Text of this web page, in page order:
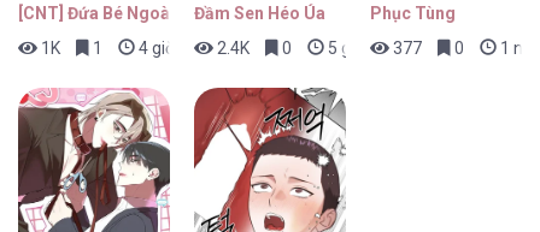
Lệnh Cấm Hôn [...] – Chap 91
[CNT] Đứa Bé Ngoài Ý Muốn
1K
1 4 giờ trước
Đầm Sen Héo Úa
2.4K
0 5 giờ trước
Phục Tùng
377
0 1